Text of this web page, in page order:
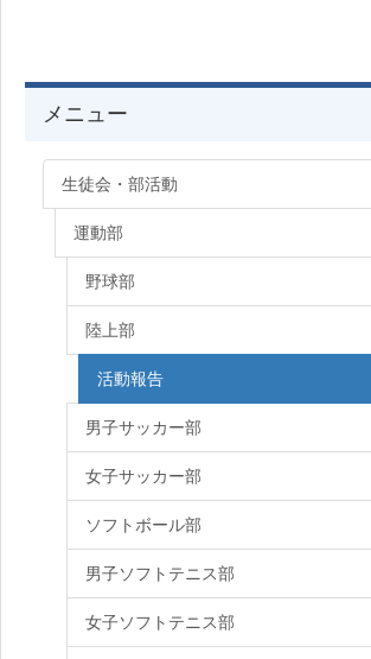
メニュー
生徒会・部活動
運動部
野球部
陸上部
活動報告
男子サッカー部
女子サッカー部
ソフトボール部
男子ソフトテニス部
女子ソフトテニス部